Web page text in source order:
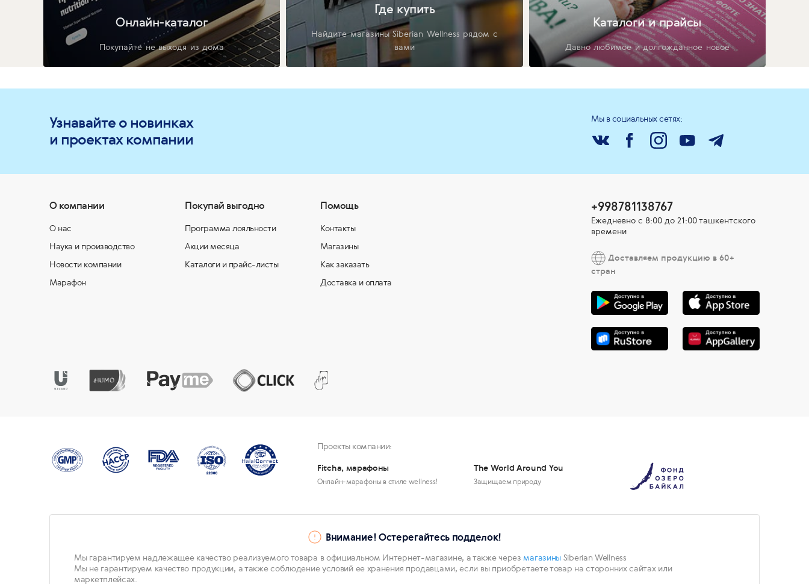
Онлайн-каталог
Покупайте не выходя из дома
Где купить
Найдите магазины Siberian Wellness рядом с
вами
Каталоги и прайсы
Давно любимое и долгожданное новое
Узнавайте о новинках
и проектах компании
Мы в социальных сетях:
О компании
О нас
Наука и производство
Новости компании
Марафон
Покупай выгодно
Программа лояльности
Акции месяца
Каталоги и прайс-листы
Помощь
Контакты
Магазины
Как заказать
Доставка и оплата
+998781138767
Ежедневно с 8:00 до 21:00 ташкентского
времени
Доставляем продукцию в 60+
стран
Проекты компании:
Fitcha, марафоны
Онлайн-марафоны в стиле wellness!
The World Around You
Защищаем природу
Внимание! Остерегайтесь подделок!
Мы гарантируем надлежащее качество реализуемого товара в официальном Интернет-магазине, а также черезмагазины Siberian Wellness
Мы не гарантируем качество продукции, а также соблюдение условий ее хранения продавцами, если вы приобретаете товар на сторонних сайтах или
маркетплейсах.